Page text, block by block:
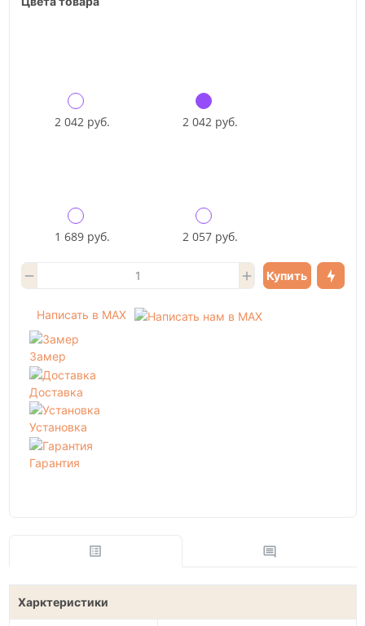
2 042 руб. 2 042 руб.
1 689 руб. 2 057 руб.
Купить
Написать в MAX
Замер
Доставка
Установка
Гарантия
Харктеристики